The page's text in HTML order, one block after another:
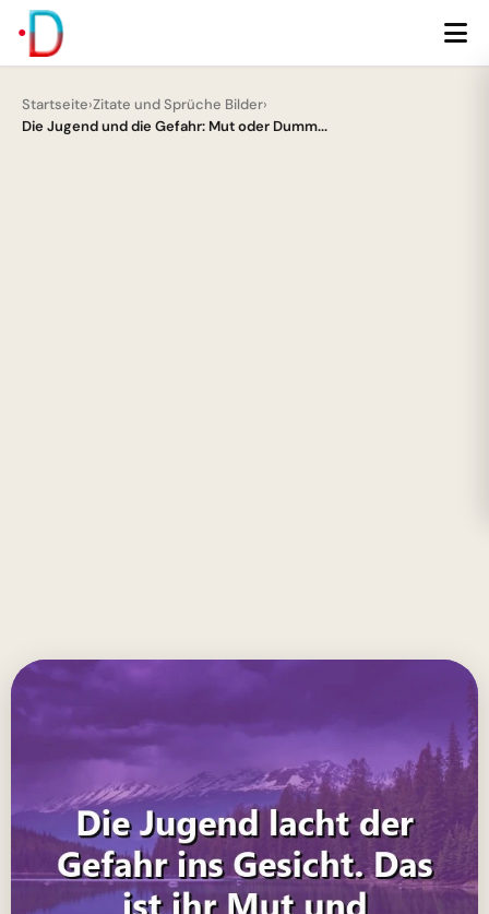
Startseite›Zitate und Sprüche Bilder›
Die Jugend und die Gefahr: Mut oder Dumm...